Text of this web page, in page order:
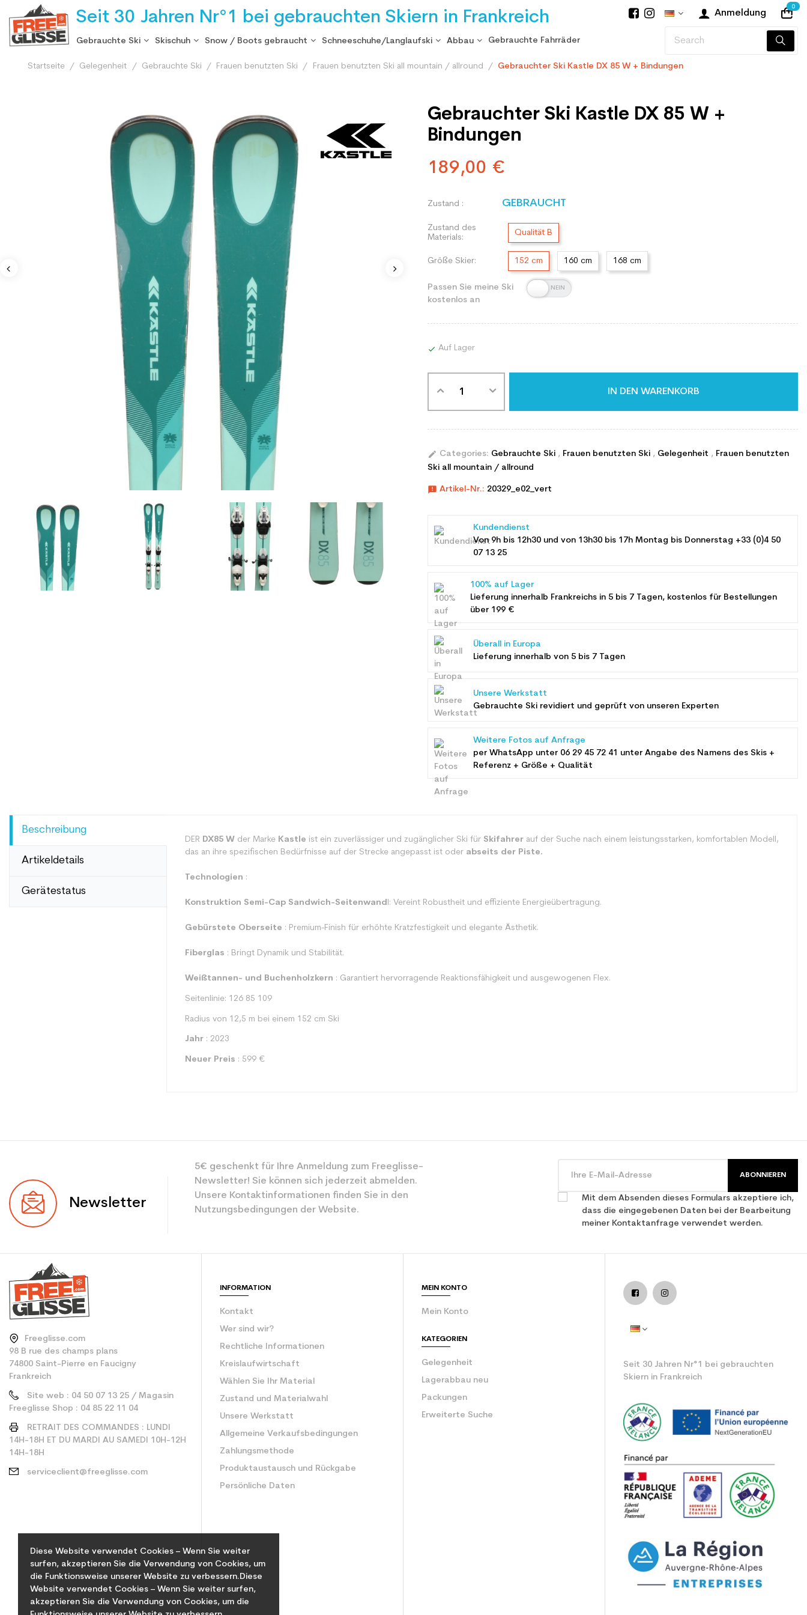
Diese Website verwendet Cookies – Wenn Sie weiter
surfen, akzeptieren Sie die Verwendung von Cookies, um
die Funktionsweise unserer Website zu verbessern.Diese
Website verwendet Cookies – Wenn Sie weiter surfen,
akzeptieren Sie die Verwendung von Cookies, um die
Seit 30 Jahren Nr°1 bei gebrauchten Skiern in Frankreich Anmeldung
0
Gebrauchte Ski Skischuh Snow / Boots gebraucht Schneeschuhe/Langlaufski Abbau Gebrauchte Fahrräder
Startseite Gelegenheit Gebrauchte Ski Frauen benutzten Ski Frauen benutzten Ski all mountain / allround Gebrauchter Ski Kastle DX 85 W + Bindungen
Gebrauchter Ski Kastle DX 85 W +
Bindungen
189,00 €
Zustand : GEBRAUCHT
Zustand des
Materials:
Qualität B
Größe Skier: 152 cm 160 cm 168 cm
Passen Sie meine Ski
kostenlos an
 Auf Lager
IN DEN WARENKORB
edit Categories: Gebrauchte Ski , Frauen benutzten Ski , Gelegenheit , Frauen benutzten
Ski all mountain / allround
announcement Artikel-Nr.: 20329_e02_vert
Kundendienst
Von 9h bis 12h30 und von 13h30 bis 17h Montag bis Donnerstag +33 (0)4 50
07 13 25
100% auf Lager
Lieferung innerhalb Frankreichs in 5 bis 7 Tagen, kostenlos für Bestellungen
über 199 €
Überall in Europa
Lieferung innerhalb von 5 bis 7 Tagen
Unsere Werkstatt
Gebrauchte Ski revidiert und geprüft von unseren Experten
Weitere Fotos auf Anfrage
per WhatsApp unter 06 29 45 72 41 unter Angabe des Namens des Skis +
Referenz + Größe + Qualität
Beschreibung
Artikeldetails
Gerätestatus
DER DX85 W der Marke Kastle ist ein zuverlässiger und zugänglicher Ski für Skifahrerauf der Suche nach einem leistungsstarken, komfortablen Modell,
das an ihre spezifischen Bedürfnisse auf der Strecke angepasst ist oder abseits der Piste.
Technologien :
Konstruktion Semi-Cap Sandwich-Seitenwandl: Vereint Robustheit und effiziente Energieübertragung.
Gebürstete Oberseite : Premium-Finish für erhöhte Kratzfestigkeit und elegante Ästhetik.
Fiberglas : Bringt Dynamik und Stabilität.
Weißtannen- und Buchenholzkern : Garantiert hervorragende Reaktionsfähigkeit und ausgewogenen Flex.
Seitenlinie: 126 85 109
Radius von 12,5 m bei einem 152 cm Ski
Jahr: 2023
Neuer Preis : 599 €
Benutzer
Ebene
Type de produit Frauen benutzten Ski all mountain / allround
Newsletter
5€ geschenkt für Ihre Anmeldung zum Freeglisse-
Newsletter! Sie können sich jederzeit abmelden.
Unsere Kontaktinformationen finden Sie in den
Nutzungsbedingungen der Website.
ABONNIEREN
Mit dem Absenden dieses Formulars akzeptiere ich,
dass die eingegebenen Daten bei der Bearbeitung
meiner Kontaktanfrage verwendet werden.
Freeglisse.com
98 B rue des champs plans
74800 Saint-Pierre en Faucigny
Frankreich
Site web : 04 50 07 13 25 / Magasin
Freeglisse Shop : 04 85 22 11 04
RETRAIT DES COMMANDES : LUNDI
14H-18H ET DU MARDI AU SAMEDI 10H-12H
14H-18H
serviceclient@freeglisse.com
INFORMATION
Kontakt
Wer sind wir?
Rechtliche Informationen
Kreislaufwirtschaft
Wählen Sie Ihr Material
Zustand und Materialwahl
Unsere Werkstatt
Allgemeine Verkaufsbedingungen
Zahlungsmethode
Produktaustausch und Rückgabe
Persönliche Daten
MEIN KONTO
Mein Konto
KATEGORIEN
Gelegenheit
Lagerabbau neu
Packungen
Erweiterte Suche
Seit 30 Jahren Nr°1 bei gebrauchten
Skiern in Frankreich